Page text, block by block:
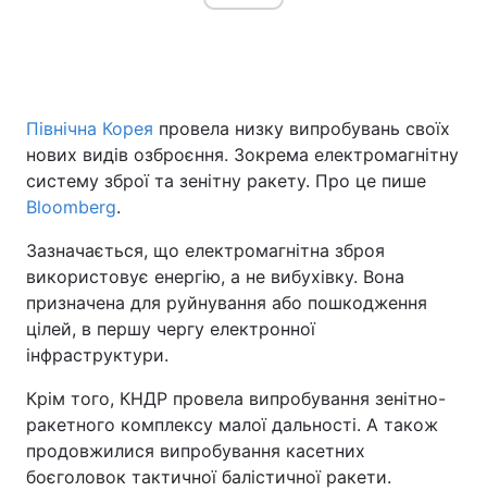
Північна Корея провела низку випробувань своїх
нових видів озброєння. Зокрема електромагнітну
систему зброї та зенітну ракету. Про це пише
Bloomberg.
Зазначається, що електромагнітна зброя
використовує енергію, а не вибухівку. Вона
призначена для руйнування або пошкодження
цілей, в першу чергу електронної
інфраструктури.
Крім того, КНДР провела випробування зенітно-
ракетного комплексу малої дальності. А також
продовжилися випробування касетних
боєголовок тактичної балістичної ракети.